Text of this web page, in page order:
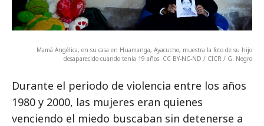
Mamá Angélica, en su casa en Huamanga, Ayacucho, muestra la foto de su hijo
desaparecido cuando tenía 19 años. CC BY-NC-ND / CICR / G. Negro
Durante el periodo de violencia entre los años
1980 y 2000, las mujeres eran quienes
venciendo el miedo buscaban sin detenerse a